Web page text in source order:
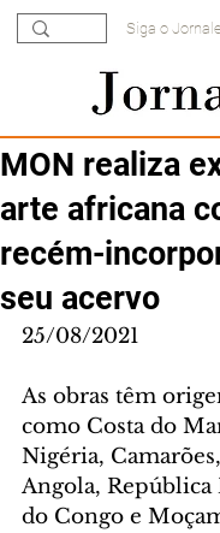
Siga o Jornale
MON realiza
arte africana
recém-
seu acervo
25/08/2021
As obras têm
como Costa do
Nigéria,
Angola, República
do Congo e